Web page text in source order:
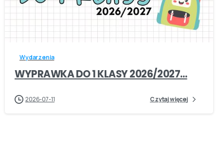
-
Wydarzenia
WYPRAWKA DO 1 KLASY 2026/2027…
2026-07-11 Czytaj więcej